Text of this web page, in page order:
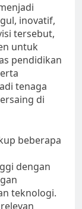
inovatif,
tersebut,
untuk
pendidikan
tenaga
di
beberapa
dengan
teknologi.